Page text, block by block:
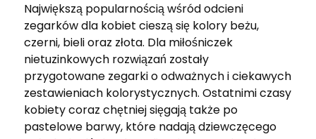
Największą popularnością wśród odcieni
zegarków dla kobiet cieszą się kolory beżu,
czerni, bieli oraz złota. Dla miłośniczek
nietuzinkowych rozwiązań zostały
przygotowane zegarki o odważnych i ciekawych
zestawieniach kolorystycznych. Ostatnimi czasy
kobiety coraz chętniej sięgają także po
pastelowe barwy, które nadają dziewczęcego